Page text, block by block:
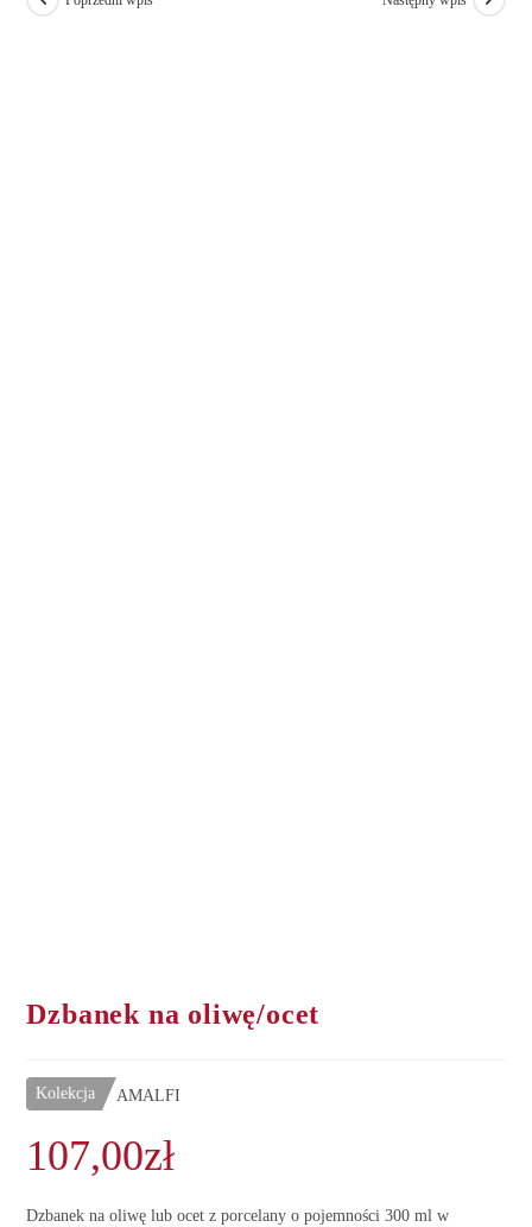
Dzbanek na oliwę/ocet
Kolekcja AMALFI
107,00zł
Dzbanek na oliwę lub ocet z porcelany o pojemności 300 ml w